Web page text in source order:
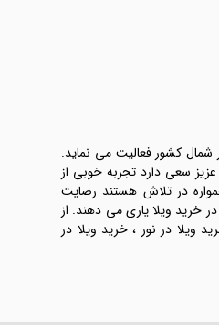
شمال کشور فعالیت می نماید.
عزیز سعی دارد تجربه خوبی از
در تلاش هستند رضایت
فعال در مازندران شما در خرید ویلا یاری می دهند. از
ویلا در نور ، خرید ویلا در